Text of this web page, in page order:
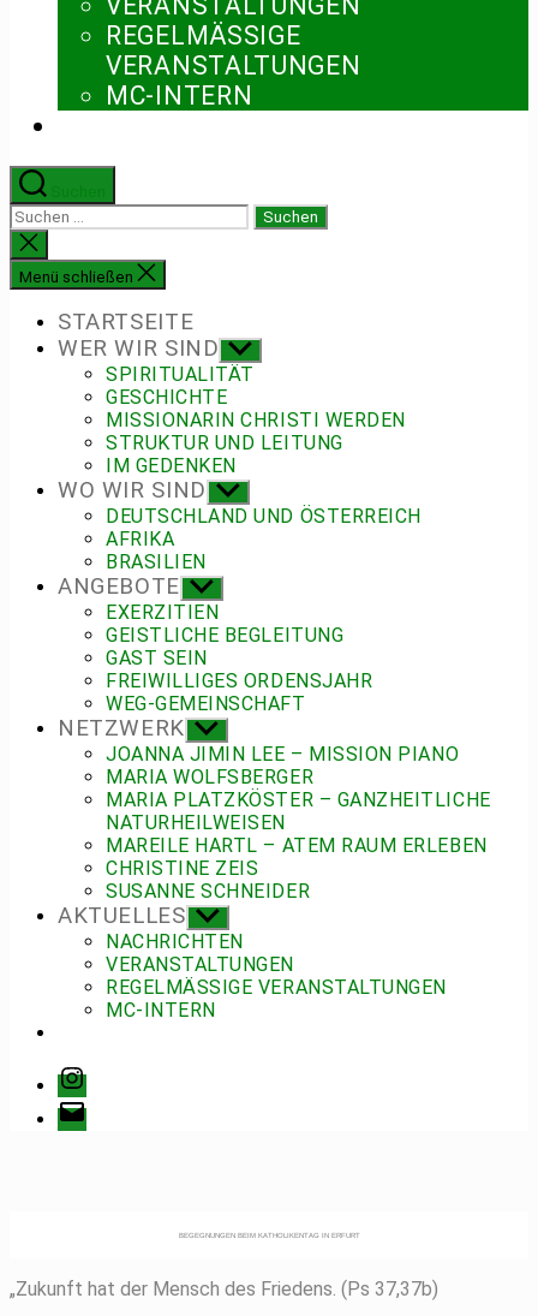
REGELMÄSSIGE V
ERANSTALTUNGEN
MC-INTERN
Suchen
nach:
Suche
schließen
Menü schließen
STARTSEITE
WER WIR SIND Untermenü
anzeigen
SPIRITUALITÄT
GESCHICHTE
MISSIONARIN CHRISTI WERDEN
STRUKTUR UND LEITUNG
IM GEDENKEN
WO WIR SIND
Untermenü
anzeigen
DEUTSCHLAND UND ÖSTERREICH
AFRIKA
BRASILIEN
ANGEBOTE Untermenü
anzeigen
EXERZITIEN
GEISTLICHE BEGLEITUNG
GAST SEIN
FREIWILLIGES ORDENSJAHR
WEG-GEMEINSCHAFT
NETZWERK Untermenü
anzeigen
JOANNA JIMIN LEE – MISSION PIANO
MARIA WOLFSBERGER
MARIA PLATZKÖSTER – GANZHEITLICHE
NATURHEILWEISEN
MAREILE HARTL – ATEM RAUM ERLEBEN
CHRISTINE ZEIS
SUSANNE SCHNEIDER
AKTUELLES Untermenü
anzeigen
NACHRICHTEN
VERANSTALTUNGEN
REGELMÄSSIGE VERANSTALTUNGEN
MC-INTERN
Instagram
E-
Mail
BEGEGNUNGEN BEIM KATHOLIKENTAG IN ERFURT
„Zukunft hat der Mensch des Friedens. (Ps 37,37b)